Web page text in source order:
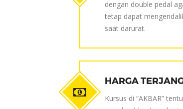
dengan double pedal
tetap dapat
saat darurat.
HARGA
Kursus di “AKBAR”